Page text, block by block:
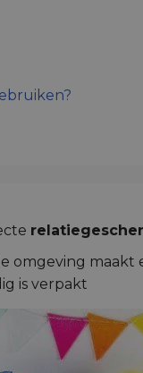
omgeving
is verpakt